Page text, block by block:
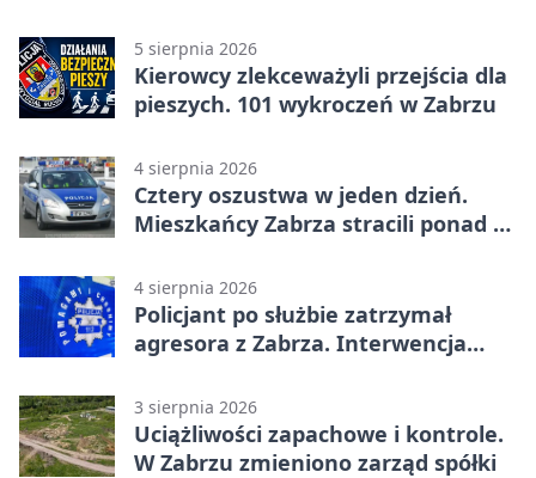
5 sierpnia 2026
Kierowcy zlekceważyli przejścia dla
pieszych. 101 wykroczeń w Zabrzu
4 sierpnia 2026
Cztery oszustwa w jeden dzień.
Mieszkańcy Zabrza stracili ponad 6
4 sierpnia 2026
Policjant po służbie zatrzymał
agresora z Zabrza. Interwencja
3 sierpnia 2026
Uciążliwości zapachowe i kontrole.
W Zabrzu zmieniono zarząd spółki